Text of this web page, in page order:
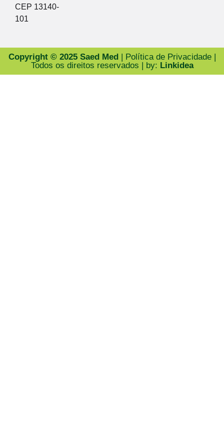
CEP 13140-
101
Copyright © 2025 Saed Med| Política de Privacidade |
Todos os direitos reservados | by: Linkidea